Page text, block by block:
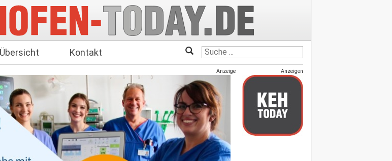
Übersicht Kontakt
Anzeige Anzeigen